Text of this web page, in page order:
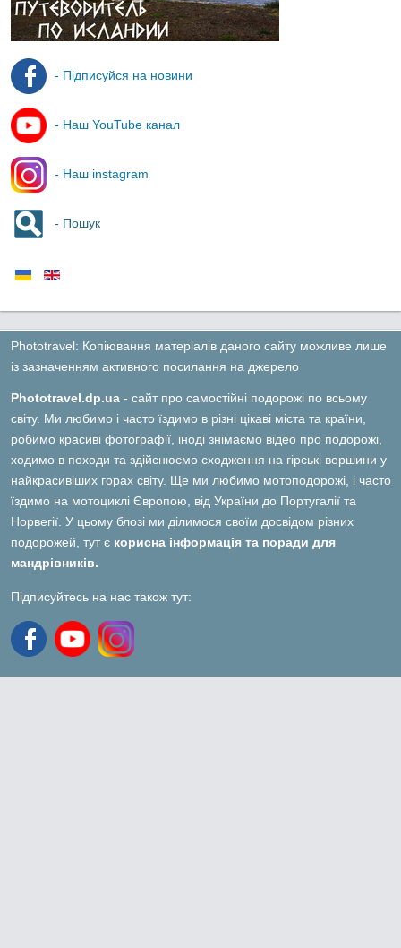
- Підписуйся на новини
- Наш YouTube канал
- Наш instagram
- Пошук
Phototravel: Копіювання матеріалів даного сайту можливе лише
із зазначенням активного посилання на джерело
Phototravel.dp.ua - сайт про самостійні подорожі по всьому
світу. Ми любимо і часто їздимо в різні цікаві міста та країни,
робимо красиві фотографії, іноді знімаємо відео про подорожі,
ходимо в походи та здійснюємо сходження на гірські вершини у
найкрасивіших горах світу. Ще ми любимо мотоподорожі, і часто
їздимо на мотоциклі Європою, від України до Португалії та
Норвегії. У цьому блозі ми ділимося своїм досвідом різних
подорожей, тут є корисна інформація та поради для
мандрівників.
Підписуйтесь на нас також тут: